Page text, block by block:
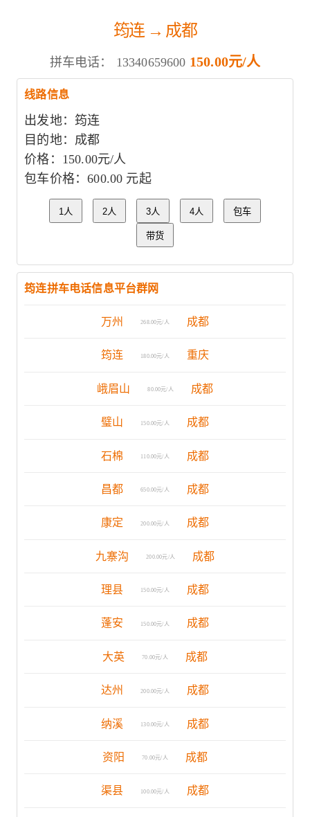
筠连 → 成都
拼车电话： 13340659600 150.00元/人
线路信息
出发地：筠连
目的地：成都
价格：150.00元/人
包车价格：600.00 元起
1人 2人 3人 4人 包车
带货
筠连拼车电话信息平台群网
万州 268.00元/人 成都
筠连 180.00元/人 重庆
峨眉山 80.00元/人 成都
璧山 150.00元/人 成都
石棉 110.00元/人 成都
昌都 650.00元/人 成都
康定 200.00元/人 成都
九寨沟 200.00元/人 成都
理县 150.00元/人 成都
蓬安 150.00元/人 成都
大英 70.00元/人 成都
达州 200.00元/人 成都
纳溪 130.00元/人 成都
资阳 70.00元/人 成都
渠县 100.00元/人 成都